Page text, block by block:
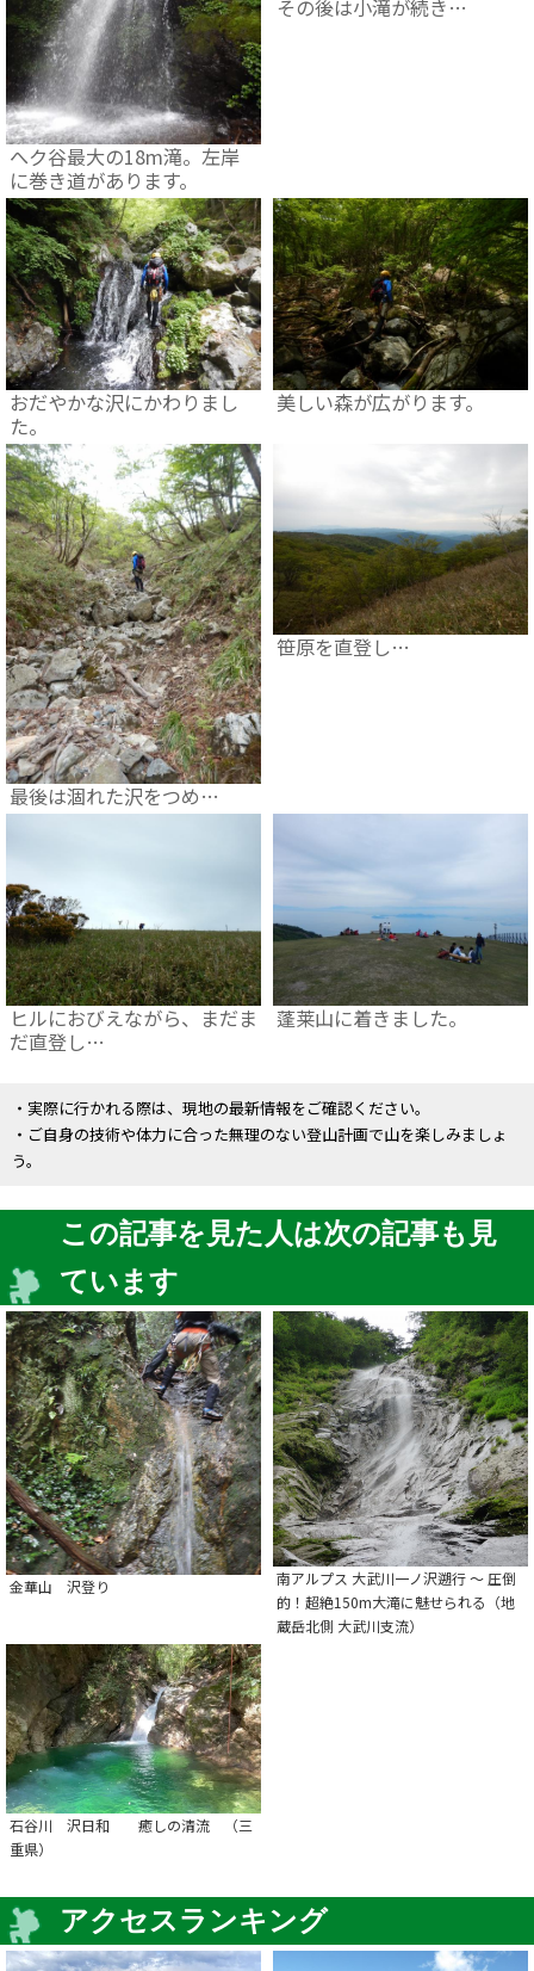
へク谷最大の18m滝。左岸
に巻き道があります。
その後は小滝が続き…
おだやかな沢にかわりまし
た。
美しい森が広がります。
最後は涸れた沢をつめ…
笹原を直登し…
ヒルにおびえながら、まだま
だ直登し…
蓬莱山に着きました。
・実際に行かれる際は、現地の最新情報をご確認ください。
・ご自身の技術や体力に合った無理のない登山計画で山を楽しみましょ
う。
この記事を見た人は次の記事も見
ています
金華山 沢登り
南アルプス 大武川一ノ沢遡行 ～ 圧倒
的！超絶150m大滝に魅せられる（地
蔵岳北側 大武川支流）
石谷川 沢日和 癒しの清流 （三
重県）
アクセスランキング